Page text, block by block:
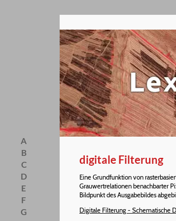
A
B
C
D
E
F
G
digitale Filterung
Eine Grundfunktion von
Grauwertrelationen benachbarter
Bildpunkt des Ausgabebildes
Digitale Filterung - Schematische